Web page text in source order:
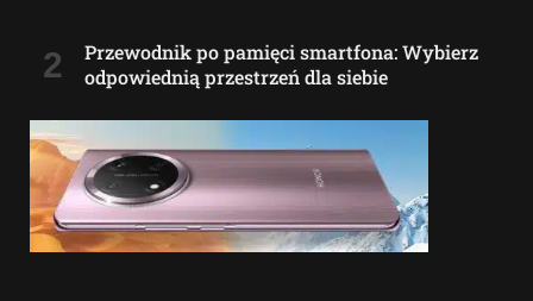
Przewodnik po pamięci smartfona: Wybierz
odpowiednią przestrzeń dla siebie